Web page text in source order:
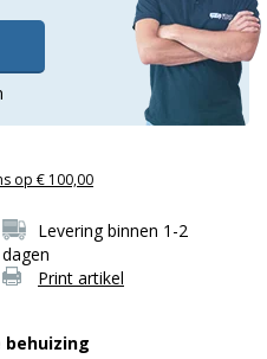
op € 100,00
Levering binnen 1-2
dagen
Print artikel